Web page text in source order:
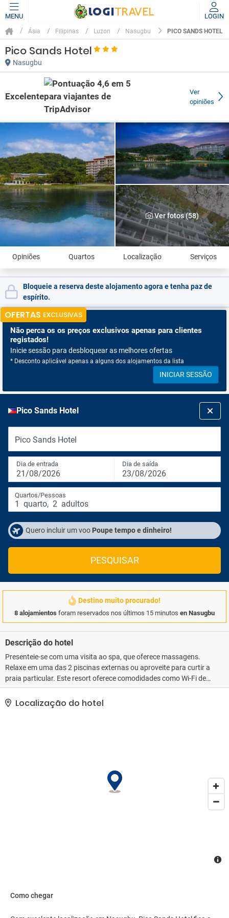
MENU LOGIN
Ásia Filipinas Luzon Nasugbu PICO SANDS HOTEL
Pico Sands Hotel
Nasugbu
Excelente
Ver
opiniões
Ver fotos (58)
Opiniões Quartos Localização Serviços
Bloqueie a reserva deste alojamento agora e tenha paz de
espírito.
OFERTAS EXCLUSIVAS
Não perca os os preços exclusivos apenas para clientes
registados!
Inicie sessão para desbloquear as melhores ofertas
* Desconto aplicável apenas a alguns dos alojamentos da lista
INICIAR SESSÃO
Pico Sands Hotel
Pico Sands Hotel
Dia de entrada
21/08/2026
Dia de saída
23/08/2026
Quartos/Pessoas
1 quarto, 2 adultos
Quero incluir um voo Poupe tempo e dinheiro!
PESQUISAR
Destino muito procurado!
8 alojamientos foram reservados nos últimos 15 minutos en Nasugbu
Descrição do hotel
Presenteie-se com uma visita ao spa, que oferece massagens.
Relaxe em uma das 2 piscinas externas ou aproveite para curtir a
praia particular. Este resort oferece comodidades como Wi-Fi de
cortesia, serviços de concierge e sala de jogos. Com o traslado de
cortesia, fica fácil ir para a praia.. As comodidades presentes
incluem jornais de cortesia no saguão, serviço de lavanderia e
Localização do hotel
Como chegar